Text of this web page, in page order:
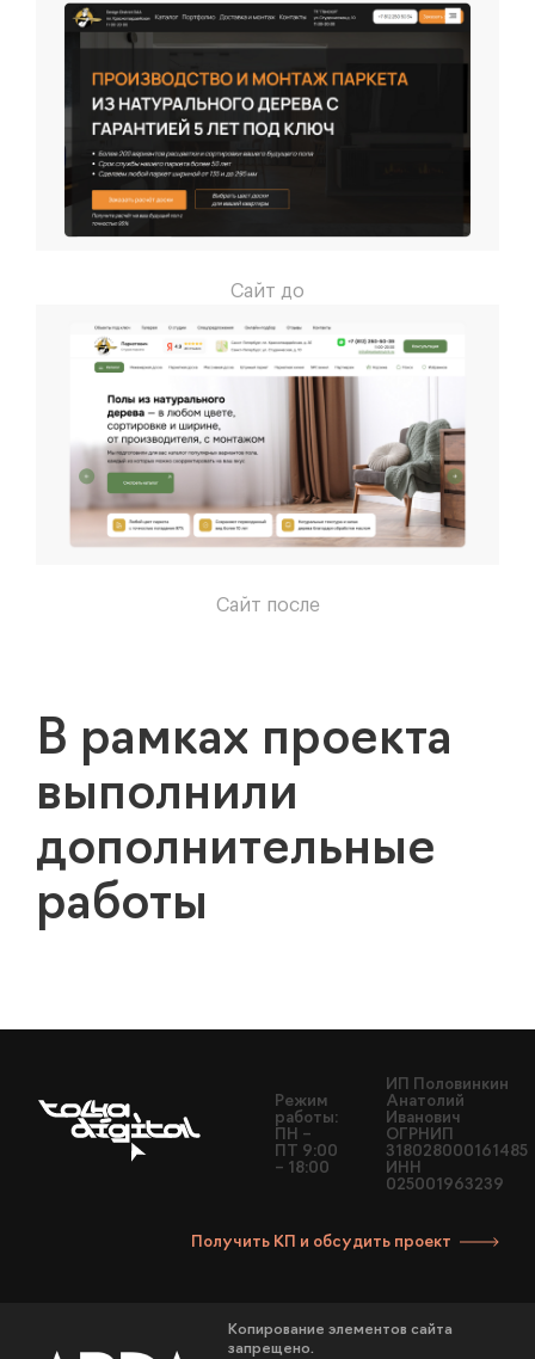
Сайт до
Сайт после
В рамках проекта
выполнили
дополнительные
работы
Режим
работы:
ПН –
ПТ 9:00
– 18:00
ИП Половинкин
Анатолий
Иванович
ОГРНИП
318028000161485
ИНН
025001963239
Получить КП и обсудить проект
Копирование элементов сайта
запрещено.